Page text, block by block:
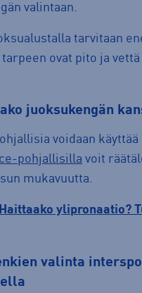
valintaan.
tarvitaan
ovat pito ja
juoksukengän
voidaan
pohjallisilla voit
mukavuutta.
Haittaako ylipronaatio?